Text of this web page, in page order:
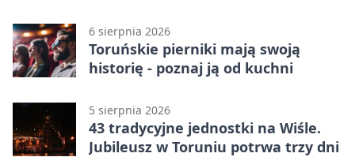
6 sierpnia 2026
Toruńskie pierniki mają swoją
historię - poznaj ją od kuchni
5 sierpnia 2026
43 tradycyjne jednostki na Wiśle.
Jubileusz w Toruniu potrwa trzy dni